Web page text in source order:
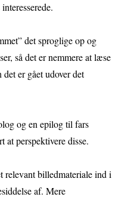
det sproglige op og
så det er nemmere at læse
er gået udover det
og en epilog til fars
at perspektivere disse.
relevant billedmateriale ind i
af. Mere